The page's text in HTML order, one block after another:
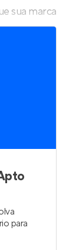
sua marca
para